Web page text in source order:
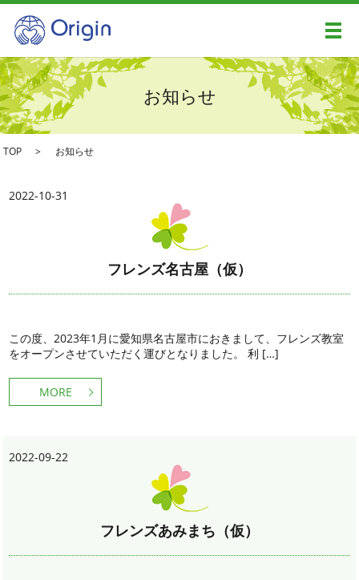
メ
お知らせ
TOP お知らせ
2022-10-31
フレンズ名古屋（仮）
この度、2023年1月に愛知県名古屋市におきまして、フレンズ教室
をオープンさせていただく運びとなりました。 利 […]
MORE
2022-09-22
フレンズあみまち（仮）